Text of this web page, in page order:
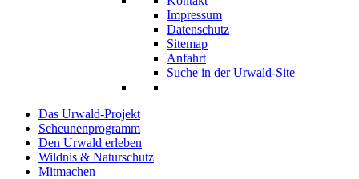
Impressum
Datenschutz
Sitemap
Anfahrt
Suche in der Urwald-Site
Das Urwald-Projekt
Scheunenprogramm
Den Urwald erleben
Wildnis & Naturschutz
Mitmachen